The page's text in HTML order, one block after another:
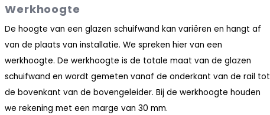
Werkhoogte
De hoogte van een glazen schuifwand kan variëren en hangt af
van de plaats van installatie. We spreken hier van een
werkhoogte. De werkhoogte is de totale maat van de glazen
schuifwand en wordt gemeten vanaf de onderkant van de rail tot
de bovenkant van de bovengeleider. Bij de werkhoogte houden
we rekening met een marge van 30 mm.